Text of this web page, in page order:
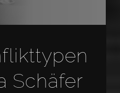
Schäfer